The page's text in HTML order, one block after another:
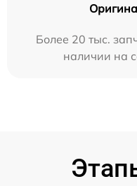
Более 20 тыс.
наличии на